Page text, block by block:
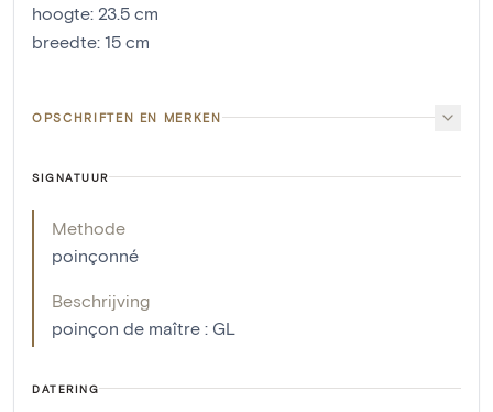
hoogte: 23.5 cm
breedte: 15 cm
OPSCHRIFTEN EN MERKEN
SIGNATUUR
Methode
poinçonné
Beschrijving
poinçon de maître : GL
DATERING